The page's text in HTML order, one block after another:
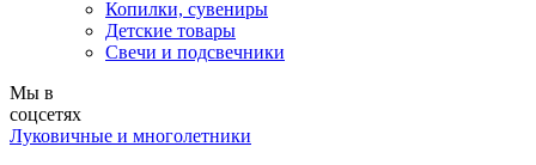
Копилки, сувениры
Детские товары
Свечи и подсвечники
Мы в
соцсетях
Луковичные и многолетники